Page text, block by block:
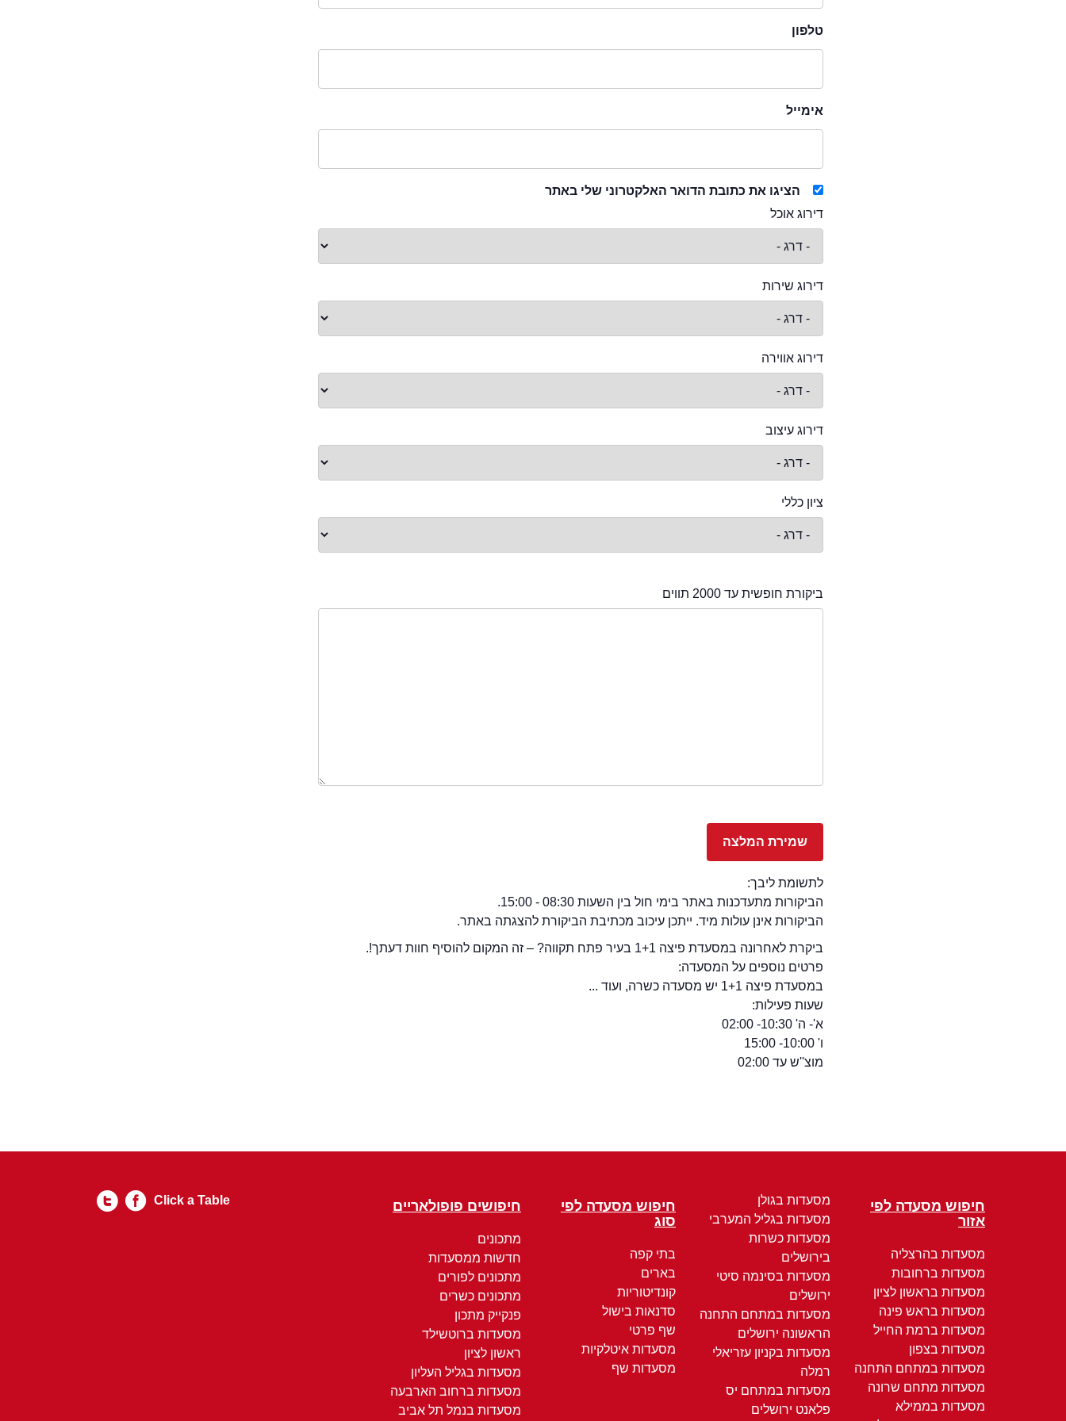
טלפון
אימייל
הציגו את כתובת הדואר האלקטרוני שלי באתר
דירוג אוכל
דירוג שירות
דירוג אווירה
דירוג עיצוב
ציון כללי
ביקורת חופשית עד 2000 תווים
לתשומת ליבך:
הביקורות מתעדכנות באתר בימי חול בין השעות 08:30 - 15:00.
הביקורות אינן עולות מיד. ייתכן עיכוב מכתיבת הביקורת להצגתה באתר.
ביקרת לאחרונה במסעדת פיצה 1+1 בעיר פתח תקווה? – זה המקום להוסיף חוות דעתך!.
פרטים נוספים על המסעדה:
במסעדת פיצה 1+1 יש מסעדה כשרה, ועוד ...
שעות פעילות:
א'- ה' 10:30- 02:00
ו' 10:00- 15:00
מוצ''ש עד 02:00
חיפוש מסעדה לפי
אזור
מסעדות בהרצליה
מסעדות ברחובות
מסעדות בראשון לציון
מסעדות בראש פינה
מסעדות ברמת החייל
מסעדות בצפון
מסעדות במתחם התחנה
מסעדות מתחם שרונה
מסעדות בממילא
מסעדות בגולן
מסעדות בגליל המערבי
מסעדות כשרות
בירושלים
מסעדות בסינמה סיטי
ירושלים
מסעדות במתחם התחנה
הראשונה ירושלים
מסעדות בקניון עזריאלי
רמלה
מסעדות במתחם יס
פלאנט ירושלים
חיפוש מסעדה לפי
סוג
בתי קפה
בארים
קונדיטוריות
סדנאות בישול
שף פרטי
מסעדות איטלקיות
מסעדות שף
חיפושים פופולאריים
מתכונים
חדשות ממסעדות
מתכונים לפורים
מתכונים כשרים
פנקייק מתכון
מסעדות ברוטשילד
ראשון לציון
מסעדות בגליל העליון
מסעדות ברחוב הארבעה
מסעדות בנמל תל אביב
Click a Table